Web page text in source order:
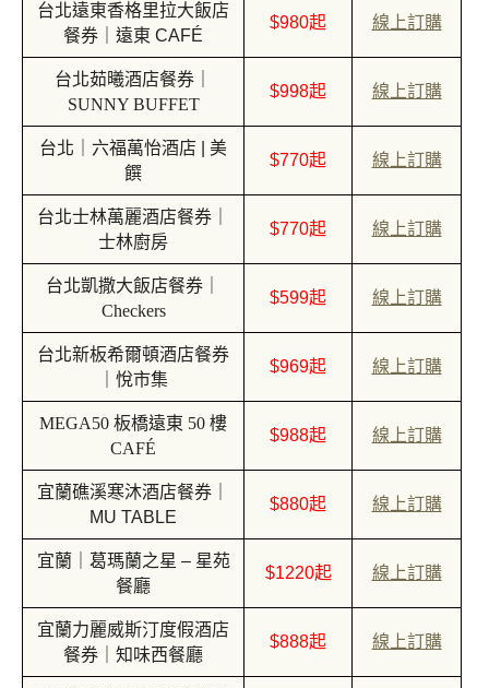
台北遠東香格里拉大飯店
餐券｜遠東 CAFÉ
$980起 線上訂購
台北茹曦酒店餐券｜
SUNNY BUFFET
$998起 線上訂購
台北｜六福萬怡酒店 | 美
饌
$770起 線上訂購
台北士林萬麗酒店餐券｜
士林廚房
$770起 線上訂購
台北凱撒大飯店餐券｜
Checkers
$599起 線上訂購
台北新板希爾頓酒店餐券
｜悅市集
$969起 線上訂購
MEGA50 板橋遠東 50 樓
CAFÉ
$988起 線上訂購
宜蘭礁溪寒沐酒店餐券｜
MU TABLE
$880起 線上訂購
宜蘭｜葛瑪蘭之星 – 星苑
餐廳
$1220起 線上訂購
宜蘭力麗威斯汀度假酒店
餐券｜知味西餐廳
$888起 線上訂購